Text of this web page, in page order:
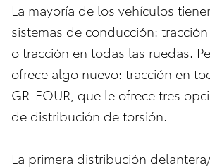
La mayoría de los vehículos
sistemas de conducción:
o tracción en todas las ruedas.
ofrece algo nuevo: tracción en
GR-FOUR, que le ofrece tres
de distribución de torsión.
La primera distribución